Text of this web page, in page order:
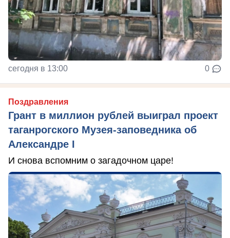
сегодня в 13:00 0
Поздравления
Грант в миллион рублей выиграл проект
таганрогского Музея-заповедника об
Александре I
И снова вспомним о загадочном царе!